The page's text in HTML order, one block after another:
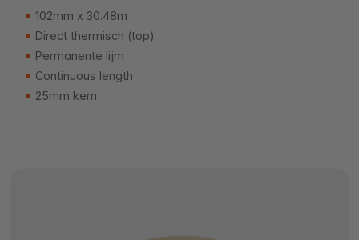
102mm x 30.48m
Direct thermisch (top)
Permanente lijm
Continuous length
25mm kern